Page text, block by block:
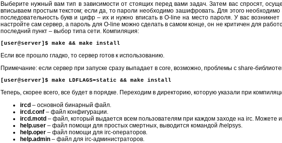
Выберите нужный вам тип в зависимости от стоящих перед вами задач. Затем вас спросят,
вписываем простым текстом; если да, то пароли необходимо зашифровать. Для этого
последовательность букв и цифр – их и нужно вписать в O-line на место пароля. У вас
настройте сам сервер, а пароль для O-line можно сделать в самом конце, он не критичен для
последний пункт – выбор типа сети. Компиляция:
[user@server]$ make && make install
Если все прошло гладко, то сервер готов к использованию.
Примечание: если сервер при запуске сразу выпадает в core, возможно, проблемы с share-
[user@server]$ make LDFLAGS=static && make install
Теперь, скорее всего, все будет в порядке. Переходим в директорию, которую указали при
ircd – основной бинарный файл.
ircd.conf – файл конфигурации.
ircd.motd – файл, который выдается всем пользователям при каждом заходе на irc.
help.user – файл помощи для простых смертных, выводится командой /helpsys.
help.oper – файл помощи для irc-операторов.
help.admin – файл для irc-администраторов.